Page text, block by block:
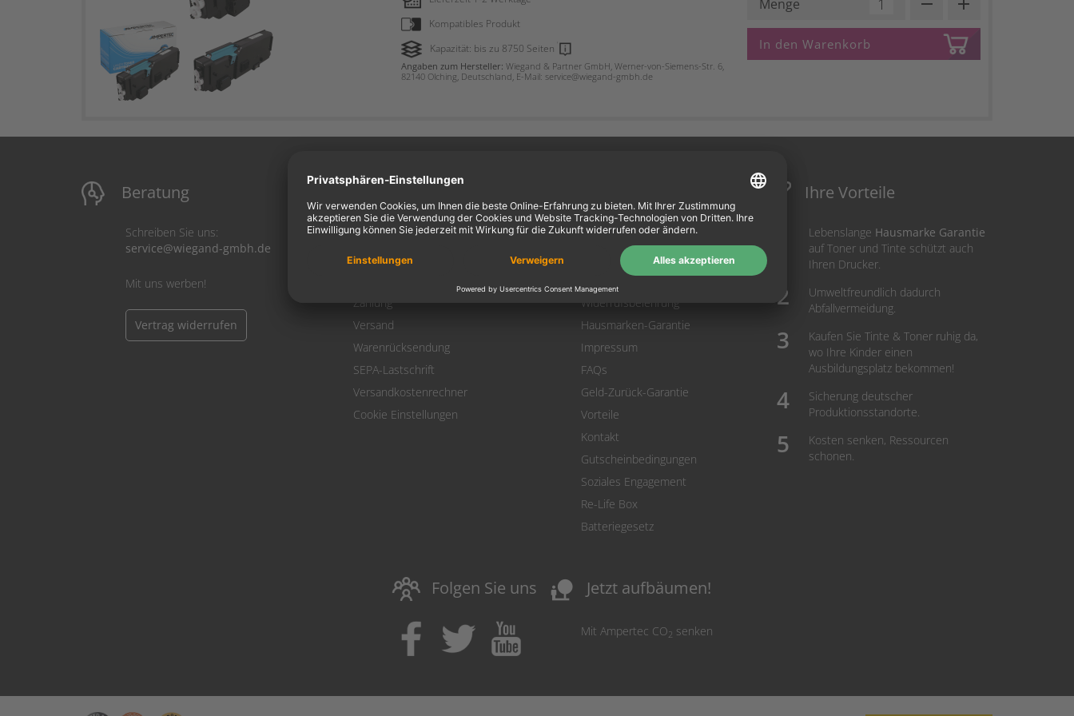
Kompatibles Produkt
Kapazität: bis zu 8750 Seiten
Angaben zum Hersteller: Wiegand & Partner GmbH, Werner-von-Siemens-Str. 6,
82140 Olching, Deutschland, E-Mail: service@wiegand-gmbh.de
Menge remove add
In den Warenkorb
Beratung
Schreiben Sie uns:
service@wiegand-gmbh.de
Mit uns werben!
Vertrag widerrufen
Mein Konto
Login
Zahlung
Versand
Warenrücksendung
SEPA-Lastschrift
Versandkostenrechner
Cookie Einstellungen
Über uns
Datenschutz
Widerrufsbelehrung
Hausmarken-Garantie
Impressum
FAQs
Geld-Zurück-Garantie
Vorteile
Kontakt
Gutscheinbedingungen
Soziales Engagement
Re-Life Box
Batteriegesetz
Ihre Vorteile
Lebenslange Hausmarke Garantie
auf Toner und Tinte schützt auch
Ihren Drucker.
Umweltfreundlich dadurch
Abfallvermeidung.
Kaufen Sie Tinte & Toner ruhig da,
wo Ihre Kinder einen
Ausbildungsplatz bekommen!
Sicherung deutscher
Produktionsstandorte.
Kosten senken, Ressourcen
schonen.
Folgen Sie uns nature_people Jetzt aufbäumen!
Mit Ampertec CO2 senken